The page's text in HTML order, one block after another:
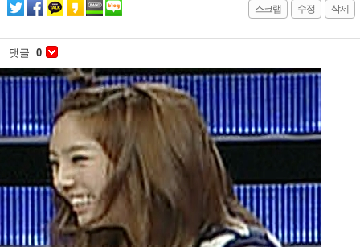
스크랩 수정 삭제
댓글: 0